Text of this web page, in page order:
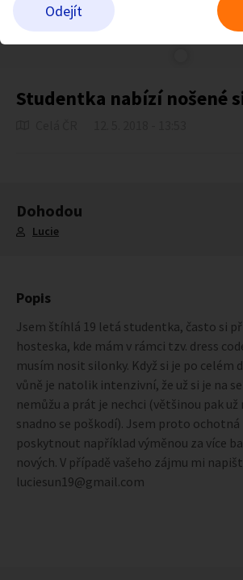
Přidat inzerát
Studentka nabízí nošené
Dohodou
Lucie
Popis
Jsem štíhlá 19 letá studentka, často si
hosteska, kde mám v rámci tzv. dress
musím nosit silonky. Když si je po celém
vůně je natolik intenzivní, že už si je na
nemůžu a prát je nechci (většinou pak už
snadno se poškodí). Jsem proto
poskytnout například výměnou za více
nových. V případě vašeho zájmu mi
luciesun19@gmail.com
Odejít